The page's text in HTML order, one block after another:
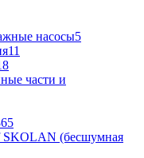
насосы5
11
части и
(бесшумная